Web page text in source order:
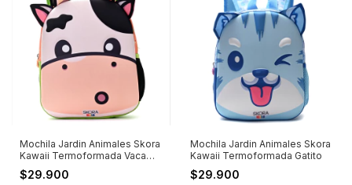
Mochila Jardin Animales Skora
Kawaii Termoformada Vaca
MUUU
$29.900
Mochila Jardin Animales Skora
Kawaii Termoformada Gatito
$29.900